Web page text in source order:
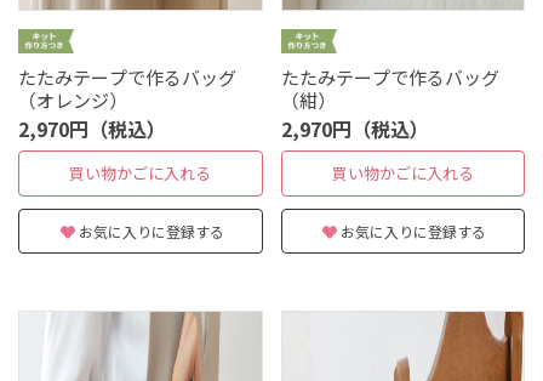
たたみテープで作るバッグ
（オレンジ）
2,970円（税込）
買い物かごに入れる
お気に入りに登録する
たたみテープで作るバッグ
（紺）
2,970円（税込）
買い物かごに入れる
お気に入りに登録する